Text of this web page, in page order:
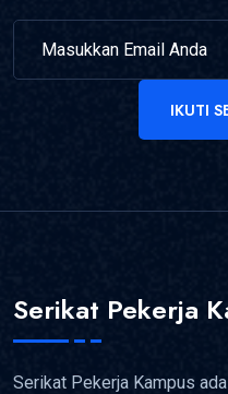
IKUTI
Serikat Pekerja
Serikat Pekerja Kampus